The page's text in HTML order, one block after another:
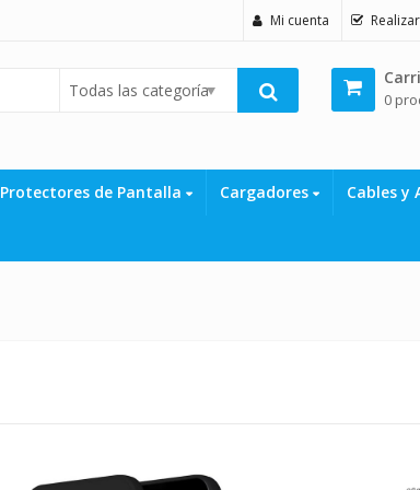
Mi cuenta
Todas las categorías 0
Protectores de Pantalla Cargadores Cables y